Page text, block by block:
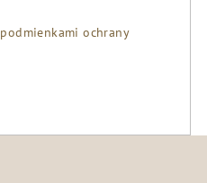
podmienkami ochrany